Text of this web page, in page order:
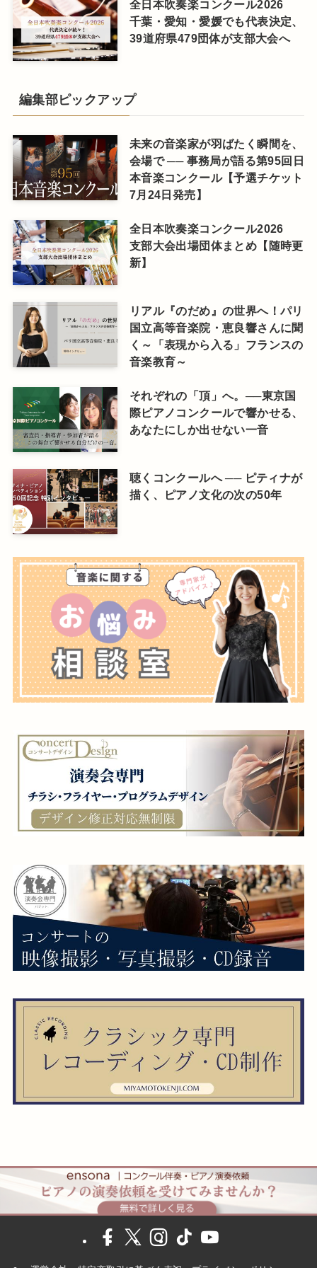
全日本吹奏楽コンクール2026
千葉・愛知・愛媛でも代表決定、
39道府県479団体が支部大会へ
編集部ピックアップ
未来の音楽家が羽ばたく瞬間を、
会場で ── 事務局が語る第95回日
本音楽コンクール【予選チケット
7月24日発売】
全日本吹奏楽コンクール2026
支部大会出場団体まとめ【随時更
新】
リアル『のだめ』の世界へ！パリ
国立高等音楽院・恵良響さんに聞
く～「表現から入る」フランスの
音楽教育～
それぞれの「頂」へ。──東京国
際ピアノコンクールで響かせる、
あなたにしか出せない一音
聴くコンクールへ ── ピティナが
描く、ピアノ文化の次の50年